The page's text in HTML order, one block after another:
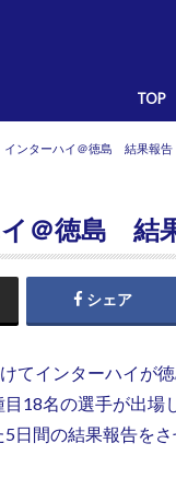
TOP
インターハイ＠徳島 結果報告
＠徳島 結
シェア
てインターハイが
18名の選手が出場
日間の結果報告をさ